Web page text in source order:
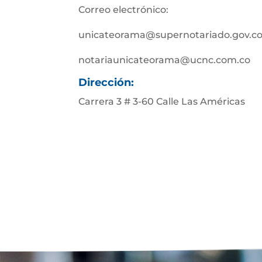
Correo electrónico:
notariaunicateorama@ucnc.com.co
Dirección:
Carrera 3 # 3-60 Calle Las Américas